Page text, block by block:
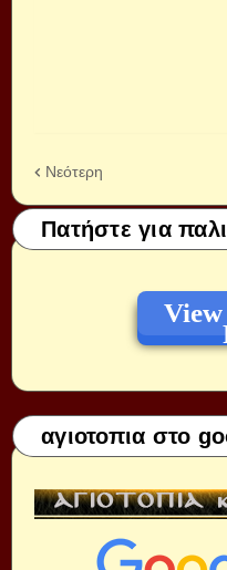
Νεότερη
Πατήστε για
αγιοτοπια στο